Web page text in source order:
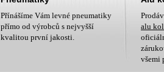
Přínášíme Vám levné pneumatiky
přímo od výrobců s nejvyšší
kvalitou první jakosti.
alu
všemi